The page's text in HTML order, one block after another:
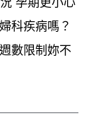
科疾病嗎？
數限制妳不